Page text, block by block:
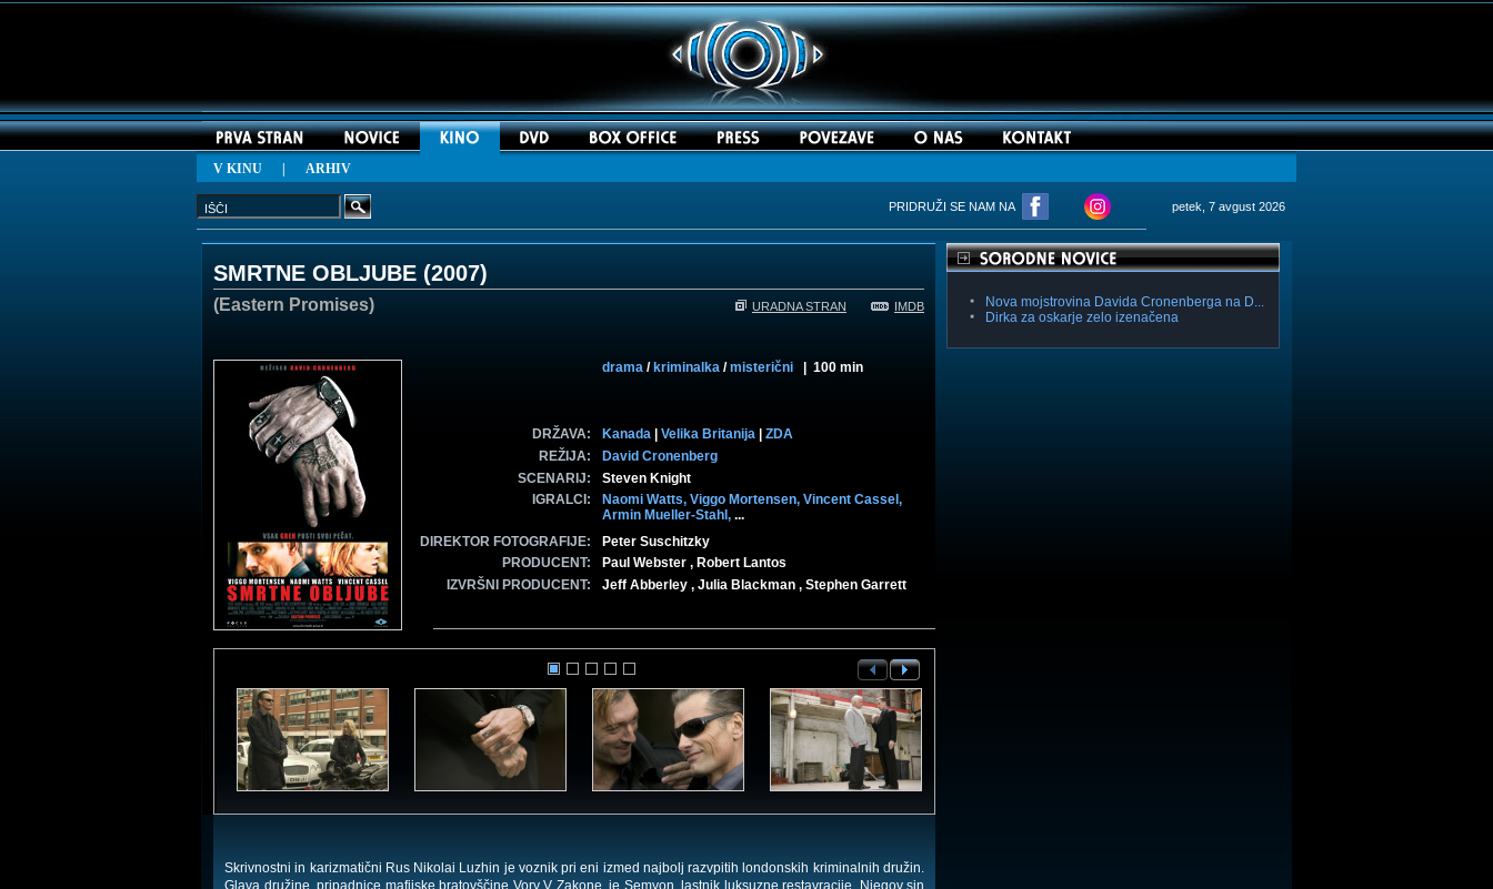
V KINU ARHIV
PRIDRUŽI SE NAM NA petek, 7 avgust 2026
SMRTNE OBLJUBE (2007)
(Eastern Promises) URADNA STRAN IMDB
drama / kriminalka /misterični | 100 min
DRŽAVA: Kanada Velika Britanija
ZDA
REŽIJA:
David Cronenberg
SCENARIJ:
Steven Knight
IGRALCI:
Naomi Watts, Viggo Mortensen, Vincent Cassel,
Armin Mueller-Stahl, ...
DIREKTOR FOTOGRAFIJE:
Peter Suschitzky
PRODUCENT:
Paul Webster , Robert Lantos
IZVRŠNI PRODUCENT:
Jeff Abberley , Julia Blackman , Stephen Garrett
Skrivnostni in karizmatični Rus Nikolai Luzhin je voznik pri eni izmed najbolj razvpitih londonskih kriminalnih družin.
Glava družine, pripadnice mafijske bratovščine Vory V Zakone, je Semyon, lastnik luksuzne restavracije. Njegov sin
Nova mojstrovina Davida Cronenberga na D...
Dirka za oskarje zelo izenačena